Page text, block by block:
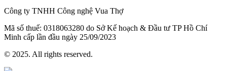
Công ty TNHH Công nghệ Vua Thợ
Mã số thuế: 0​3​1​8​0​6​3​2​8​0 do Sở Kế hoạch & Đầu tư TP Hồ Chí
Minh cấp lần đầu ngày 2​5/0​9/2​0​2​3
© 2025. All rights reserved.